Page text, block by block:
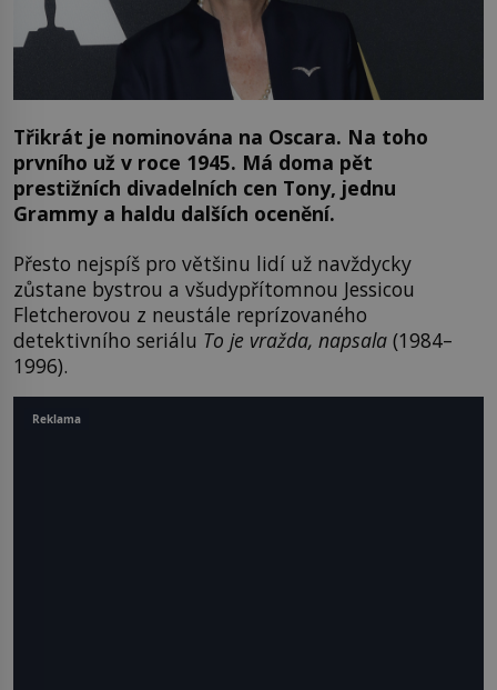
Třikrát je nominována na Oscara. Na toho
prvního už v roce 1945. Má doma pět
prestižních divadelních cen Tony, jednu
Grammy a haldu dalších ocenění.
Přesto nejspíš pro většinu lidí už navždycky
zůstane bystrou a všudypřítomnou Jessicou
Fletcherovou z neustále reprízovaného
detektivního seriálu To je vražda, napsala (1984–
1996).
Reklama